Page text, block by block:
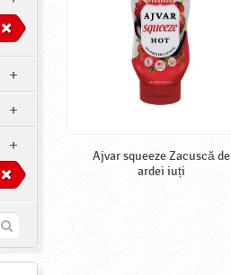
G
Ajvar squeeze Zacuscă de
ardei iuți